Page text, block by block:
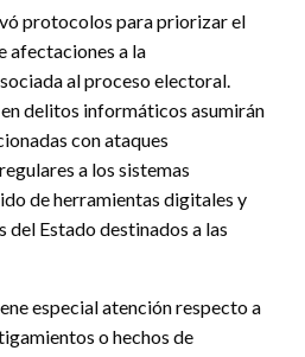
protocolos para priorizar el
afectaciones a la
al proceso electoral.
delitos informáticos asumirán
con ataques
a los sistemas
de herramientas digitales y
Estado destinados a las
especial atención respecto a
o hechos de